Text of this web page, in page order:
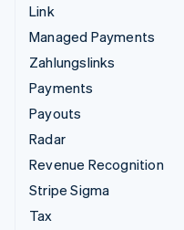
Link
Managed Payments
Zahlungslinks
Payments
Payouts
Radar
Revenue Recognition
Stripe Sigma
Tax